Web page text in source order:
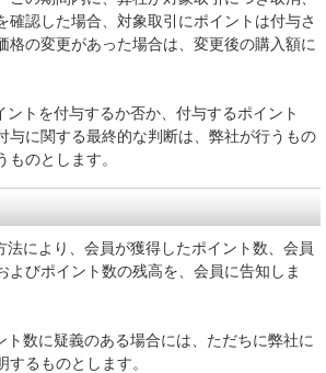
確認した場合、対象取引にポイントは付与さ
格の変更があった場合は、変更後の購入額に
トを付与するか否か、付与するポイント
与に関する最終的な判断は、弊社が行うもの
ものとします。
法により、会員が獲得したポイント数、会員
よびポイント数の残高を、会員に告知しま
ト数に疑義のある場合には、ただちに弊社に
るものとします。